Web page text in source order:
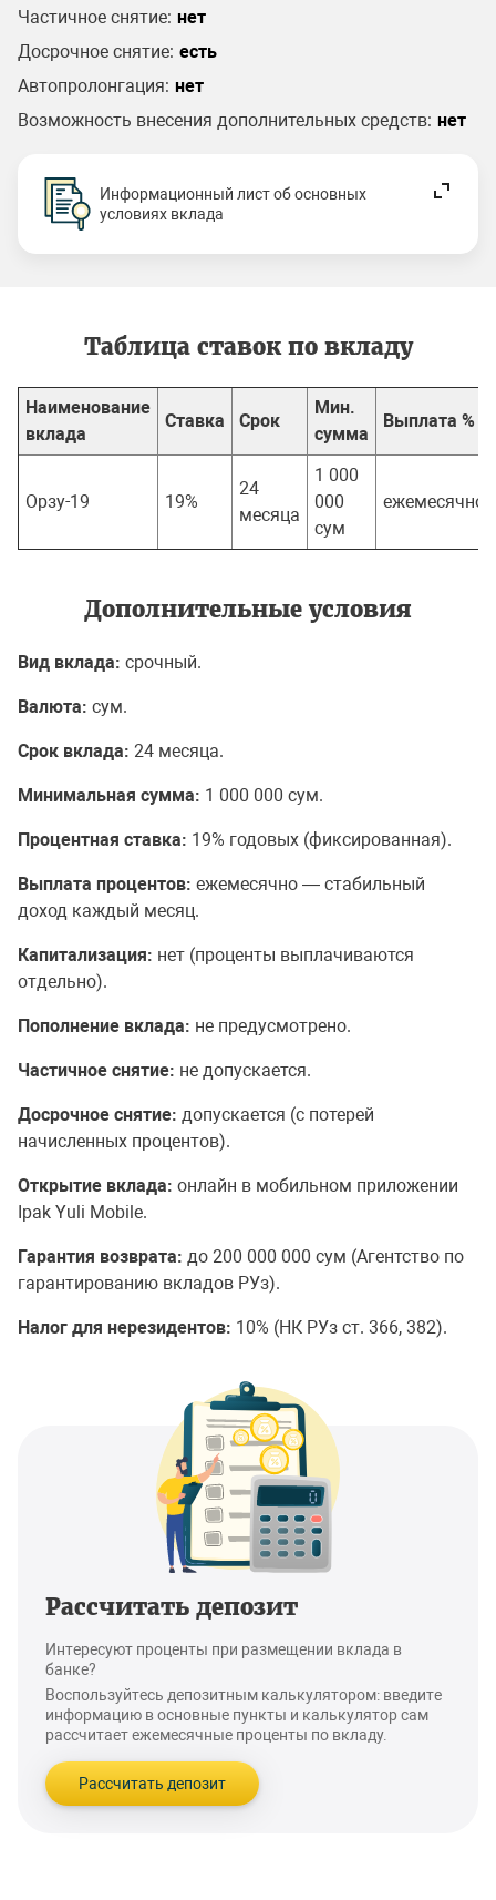
Частичное снятие: нет
Досрочное снятие: есть
Автопролонгация: нет
Возможность внесения дополнительных средств: нет
Информационный лист об основных
условиях вклада
Таблица ставок по вкладу
Наименование
вклада
Ставка Срок
Мин.
сумма
Выплата %
Орзу-19 19%
24
месяца
1 000
000
сум
ежемесячно
Дополнительные условия
Вид вклада: срочный.
Валюта: сум.
Срок вклада: 24 месяца.
Минимальная сумма: 1 000 000 сум.
Процентная ставка: 19% годовых (фиксированная).
Выплата процентов: ежемесячно — стабильный
доход каждый месяц.
Капитализация: нет (проценты выплачиваются
отдельно).
Пополнение вклада: не предусмотрено.
Частичное снятие: не допускается.
Досрочное снятие: допускается (с потерей
начисленных процентов).
Открытие вклада: онлайн в мобильном приложении
Ipak Yuli Mobile.
Гарантия возврата: до 200 000 000 сум (Агентство по
гарантированию вкладов РУз).
Налог для нерезидентов: 10% (НК РУз ст. 366, 382).
Рассчитать депозит
Интересуют проценты при размещении вклада в
банке?
Воспользуйтесь депозитным калькулятором: введите
информацию в основные пункты и калькулятор сам
рассчитает ежемесячные проценты по вкладу.
Рассчитать депозит